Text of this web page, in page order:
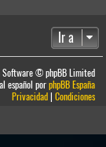
Ir a
© phpBB Limited
español porphpBB España
Privacidad|Condiciones